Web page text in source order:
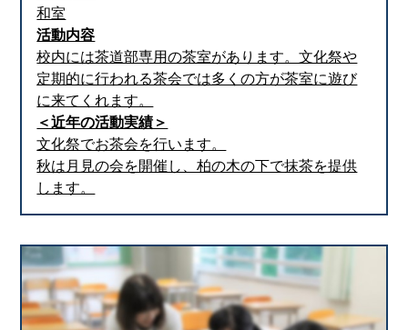
和室
活動内容
校内には茶道部専用の茶室があります。文化祭や
定期的に行われる茶会では多くの方が茶室に遊び
に来てくれます。
＜近年の活動実績＞
文化祭でお茶会を行います。
秋は月見の会を開催し、柏の木の下で抹茶を提供
します。